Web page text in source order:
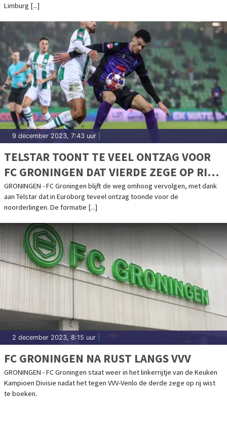
Limburg [...]
9 december 2023, 7:43 uur
TELSTAR TOONT TE VEEL ONTZAG VOOR
FC GRONINGEN DAT VIERDE ZEGE OP RIJ
BOEKT
GRONINGEN - FC Groningen blijft de weg omhoog vervolgen, met dank
aan Telstar dat in Euroborg teveel ontzag toonde voor de
noorderlingen. De formatie [...]
2 december 2023, 8:15 uur
FC GRONINGEN NA RUST LANGS VVV
GRONINGEN - FC Groningen staat weer in het linkerrijtje van de Keuken
Kampioen Divisie nadat het tegen VVV-Venlo de derde zege op rij wist
te boeken.